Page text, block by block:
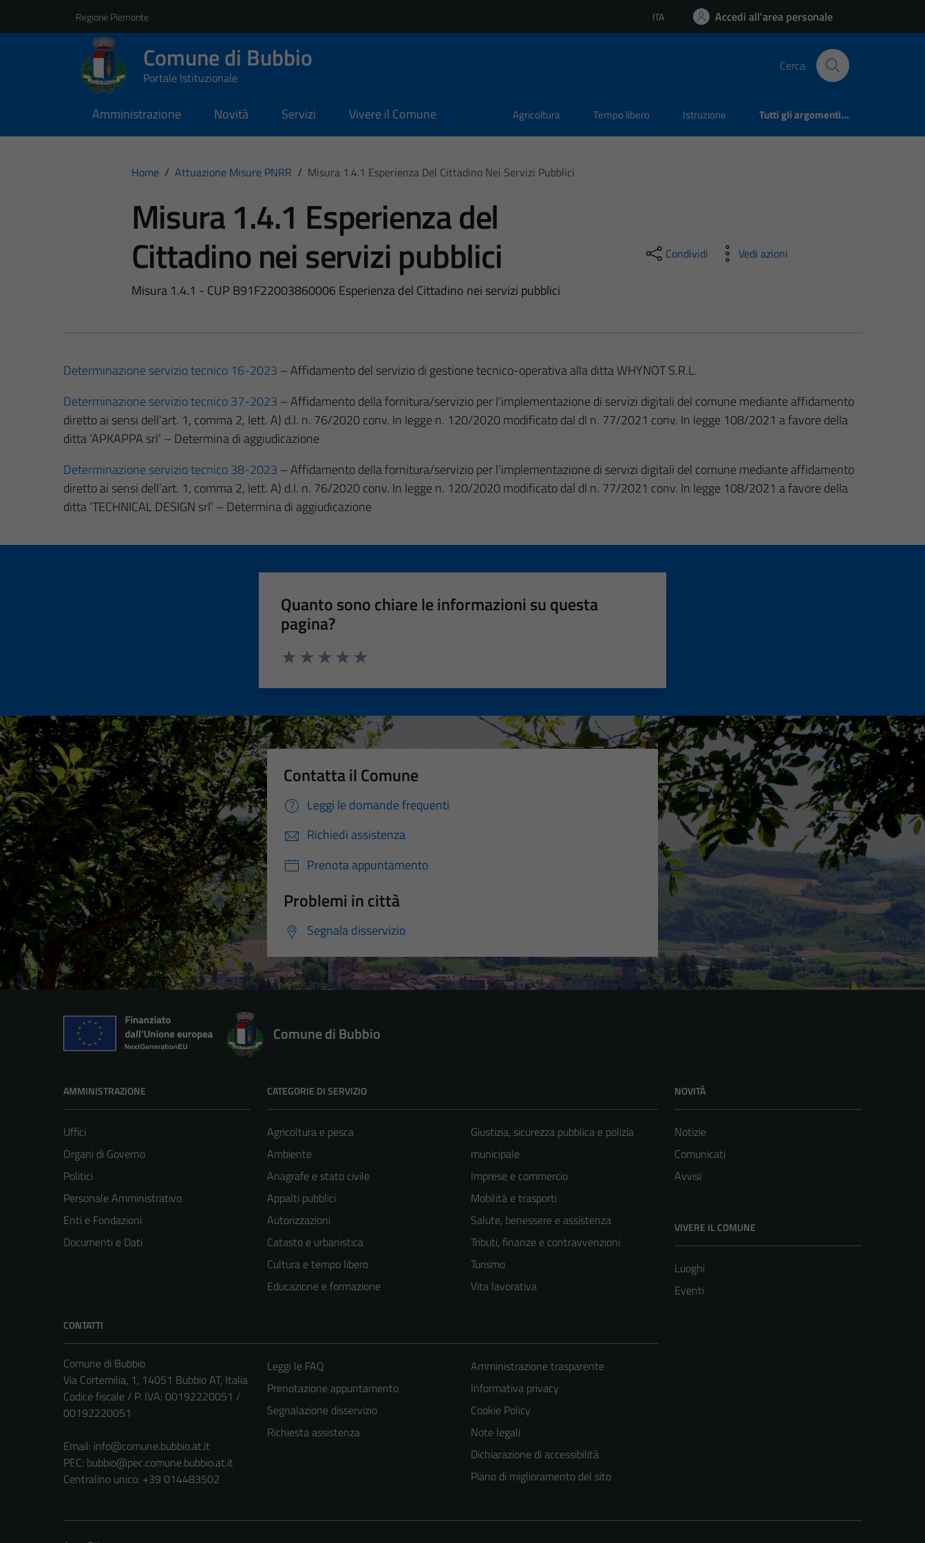
Regione Piemonte Lingua attiva:
ITA Accedi all'area personale
Comune di Bubbio
Portale Istituzionale
Cerca
Amministrazione Novità Servizi Vivere il Comune Agricoltura Tempo libero Istruzione Tutti gli argomenti...
Home / Attuazione Misure PNRR / Misura 1.4.1 Esperienza Del Cittadino Nei Servizi Pubblici
Misura 1.4.1 Esperienza del
Cittadino nei servizi pubblici
Misura 1.4.1 - CUP B91F22003860006 Esperienza del Cittadino nei servizi pubblici
Condividi Vedi azioni
Determinazione servizio tecnico 16-2023 – Affidamento del servizio di gestione tecnico-operativa alla ditta WHYNOT S.R.L.
Determinazione servizio tecnico 37-2023 – Affidamento della fornitura/servizio per l’implementazione di servizi digitali del comune mediante affidamento
diretto ai sensi dell’art. 1, comma 2, lett. A) d.l. n. 76/2020 conv. In legge n. 120/2020 modificato dal dl n. 77/2021 conv. In legge 108/2021 a favore della
ditta ‘APKAPPA srl’ – Determina di aggiudicazione
Determinazione servizio tecnico 38-2023 – Affidamento della fornitura/servizio per l’implementazione di servizi digitali del comune mediante affidamento
diretto ai sensi dell’art. 1, comma 2, lett. A) d.l. n. 76/2020 conv. In legge n. 120/2020 modificato dal dl n. 77/2021 conv. In legge 108/2021 a favore della
ditta ‘TECHNICAL DESIGN srl’ – Determina di aggiudicazione
Quanto sono chiare le informazioni su questa
pagina?
Contatta il Comune
Leggi le domande frequenti
Richiedi assistenza
Prenota appuntamento
Problemi in città
Segnala disservizio
Comune di Bubbio
AMMINISTRAZIONE
Uffici
Organi di Governo
Politici
Personale Amministrativo
Enti e Fondazioni
Documenti e Dati
CATEGORIE DI SERVIZIO
Agricoltura e pesca
Ambiente
Anagrafe e stato civile
Appalti pubblici
Autorizzazioni
Catasto e urbanistica
Cultura e tempo libero
Educazione e formazione
Giustizia, sicurezza pubblica e polizia
municipale
Imprese e commercio
Mobilità e trasporti
Salute, benessere e assistenza
Tributi, finanze e contravvenzioni
Turismo
Vita lavorativa
NOVITÀ
Notizie
Comunicati
Avvisi
VIVERE IL COMUNE
Luoghi
Eventi
CONTATTI
Comune di Bubbio
Via Cortemilia, 1, 14051 Bubbio AT, Italia
Codice fiscale / P. IVA: 00192220051 /
00192220051
Email: info@comune.bubbio.at.it
PEC: bubbio@pec.comune.bubbio.at.it
Centralino unico: +39 014483502
Leggi le FAQ
Prenotazione appuntamento
Segnalazione disservizio
Richiesta assistenza
Amministrazione trasparente
Informativa privacy
Cookie Policy
Note legali
Dichiarazione di accessibilità
Piano di miglioramento del sito